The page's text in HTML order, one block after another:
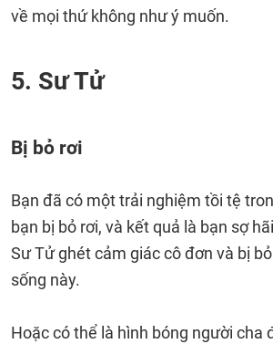
về mọi thứ không như ý muốn.
5. Sư Tử
Bị bỏ rơi
Bạn đã có một trải nghiệm tồi tệ
bạn bị bỏ rơi, và kết quả là bạn sợ
Sư Tử ghét cảm giác cô đơn và bị
sống này.
Hoặc có thể là hình bóng người cha